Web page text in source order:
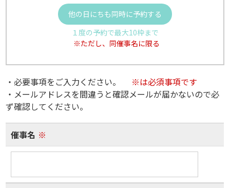
他の日にちも同時に予約する
１度の予約で最大10枠まで
※ただし、同催事名に限る
・必要事項をご入力ください。
※は必須事項です
・メールアドレスを間違うと確認メールが届かないので必
ず確認してください。
催事名 ※